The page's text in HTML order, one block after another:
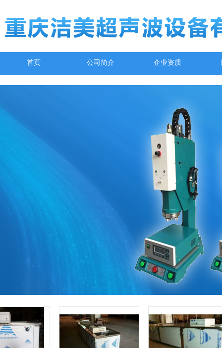
首页 公司简介 企业资质